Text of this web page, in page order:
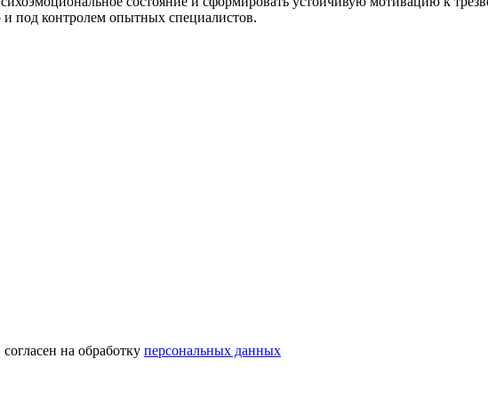
под контролем опытных специалистов.
на обработку персональных данных